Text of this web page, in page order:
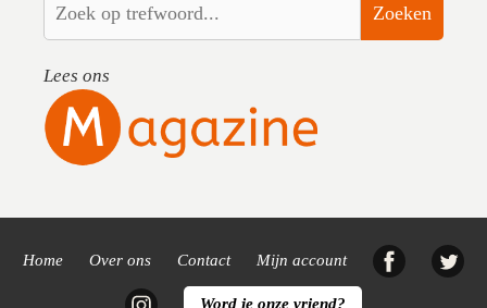
Zoeken
Lees ons
Home Over ons Contact Mijn account Facebook
InstagramWord je onze vriend?